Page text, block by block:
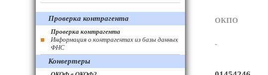
ОКПО
-
Проверка контрагента
Проверка контрагента
Информация о контрагентах из базы данных
ФНС
Конвертеры